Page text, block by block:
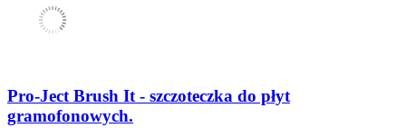
Pro-Ject Brush It - szczoteczka do płyt
gramofonowych.